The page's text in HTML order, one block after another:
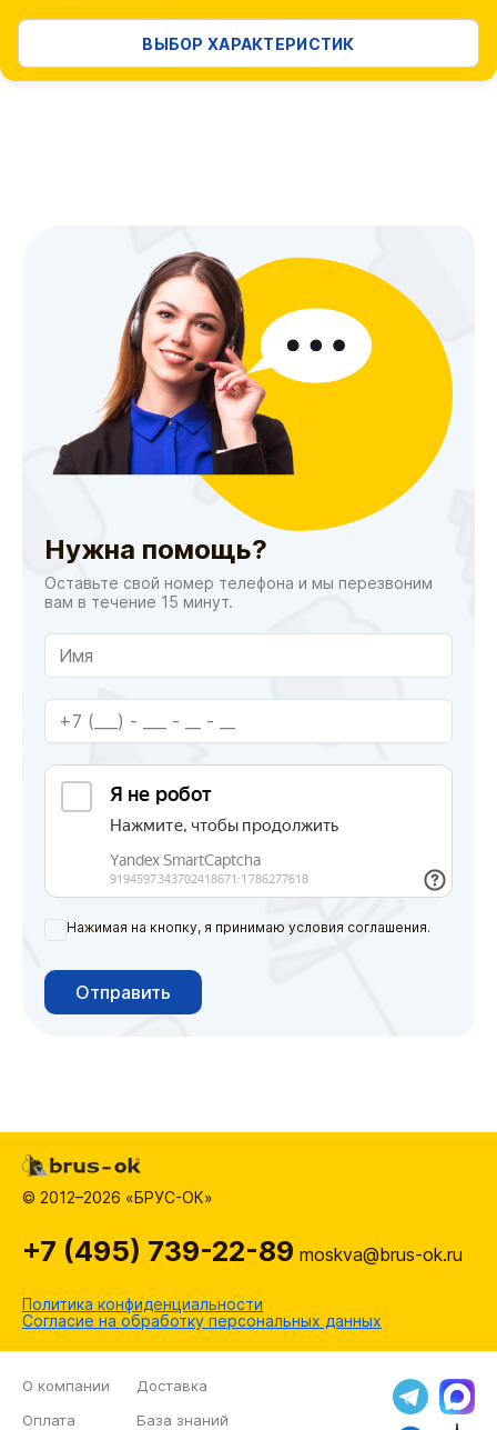
ВЫБОР ХАРАКТЕРИСТИК
Нужна помощь?
Оставьте свой номер телефона и мы перезвоним
вам в течение 15 минут.
Нажимая на кнопку, я принимаю условия соглашения.
Отправить
© 2012–2026 «БРУС-ОК»
Политика конфиденциальности
Согласие на обработку персональных данных
+7 (495) 739-22-89 moskva@brus-ok.ru
О компании
Доставка
Оплата
База знаний